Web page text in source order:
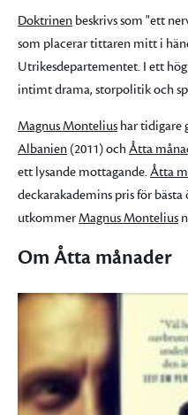
Doktrinen beskrivs som "ett
som placerar tittaren mitt i
Utrikesdepartementet. I ett
intimt drama, storpolitik och
Magnus Montelius har tidigare
Albanien (2011) ochÅtta
ett lysande mottagande.Åtta
deckarakademins pris för
utkommerMagnus Montelius
Om Åtta månader